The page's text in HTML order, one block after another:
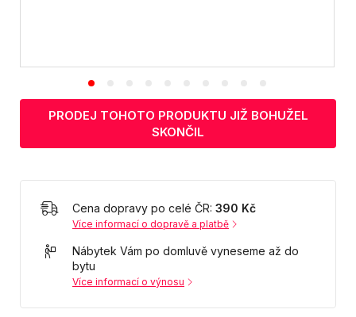
PRODEJ TOHOTO PRODUKTU JIŽ BOHUŽEL
SKONČIL
Cena dopravy po celé ČR: 390 Kč
Více informací o dopravě a platbě
Nábytek Vám po domluvě vyneseme až do
bytu
Více informací o výnosu